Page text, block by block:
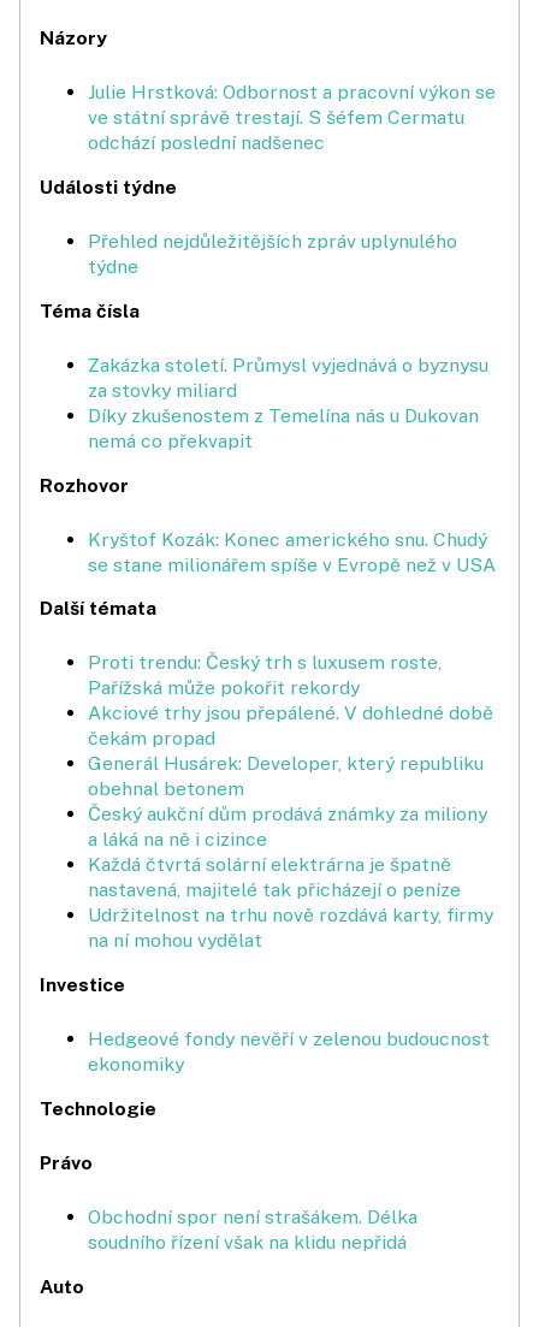
Názory
Julie Hrstková: Odbornost a pracovní výkon se
ve státní správě trestají. S šéfem Cermatu
odchází poslední nadšenec
Události týdne
Přehled nejdůležitějších zpráv uplynulého
týdne
Téma čísla
Zakázka století. Průmysl vyjednává o byznysu
za stovky miliard
Díky zkušenostem z Temelína nás u Dukovan
nemá co překvapit
Rozhovor
Kryštof Kozák: Konec amerického snu. Chudý
se stane milionářem spíše v Evropě než v USA
Další témata
Proti trendu: Český trh s luxusem roste,
Pařížská může pokořit rekordy
Akciové trhy jsou přepálené. V dohledné době
čekám propad
Generál Husárek: Developer, který republiku
obehnal betonem
Český aukční dům prodává známky za miliony
a láká na ně i cizince
Každá čtvrtá solární elektrárna je špatně
nastavená, majitelé tak přicházejí o peníze
Udržitelnost na trhu nově rozdává karty, firmy
na ní mohou vydělat
Investice
Hedgeové fondy nevěří v zelenou budoucnost
ekonomiky
Technologie
Právo
Obchodní spor není strašákem. Délka
soudního řízení však na klidu nepřidá
Auto